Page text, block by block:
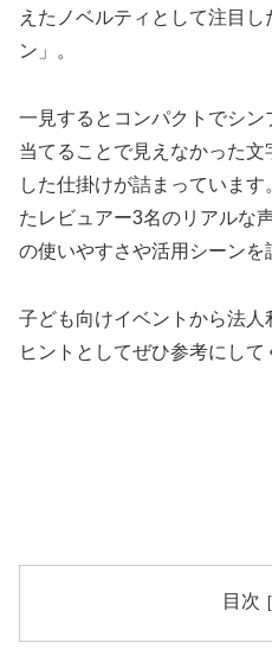
えたノベルティとして注目
ン」。
一見するとコンパクトでシ
当てることで見えなかった
した仕掛けが詰まっていま
たレビュアー3名のリアルな
の使いやすさや活用シーンを
子ども向けイベントから法
ヒントとしてぜひ参考にして
目次